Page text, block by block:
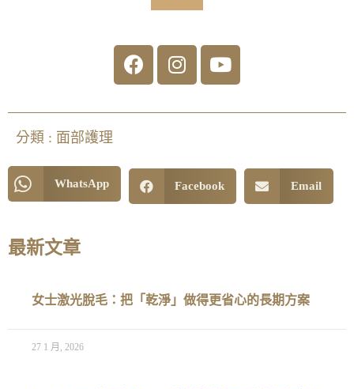
分類 : 面部護理
WhatsApp Facebook Email
最新文章
女士激光脫毛：把「乾淨」做得更省心的長期方案
27 1 月, 2026